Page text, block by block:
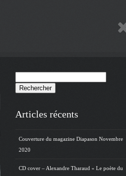
Articles récents
Couverture du magazine Diapason Novembre
2020
CD cover – Alexandre Tharaud « Le poète du